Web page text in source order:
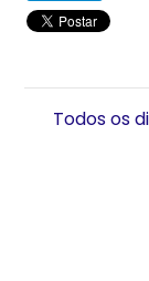
Todos os